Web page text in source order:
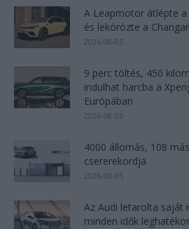
A Leapmotor átlépte
és lekörözte a
2026-08-05
9 perc töltés, 450
indulhat harcba a
Európában
2026-08-05
4000 állomás, 108
csererekordja
2026-08-05
Az Audi letarolta
minden idők